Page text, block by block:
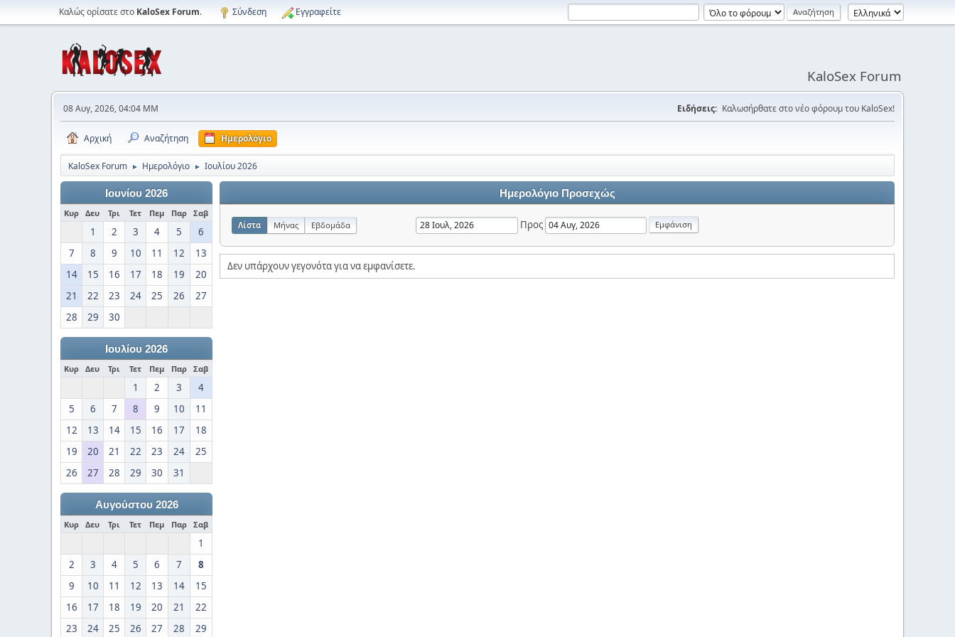
Καλώς ορίσατε στο KaloSex Forum. Σύνδεση Εγγραφείτε
KaloSex Forum
08 Αυγ, 2026, 04:04 ΜΜ Ειδήσεις: Καλωσήρθατε στο νέο φόρουμ του KaloSex!
Αρχική Αναζήτηση Ημερολόγιο
KaloSex Forum ► Ημερολόγιο ► Ιουλίου 2026
Ιουνίου 2026
Κυρ Δευ Τρι Τετ Πεμ Παρ Σαβ
1 2 3 4 5
6
7
8 9 10 11 12
13
14
15 16 17 18 19
20
21
22 23 24 25 26
27
28
29 30
Ιουλίου 2026
Κυρ Δευ Τρι Τετ Πεμ Παρ Σαβ
1 2 3
4
5
6 7 8 9 10
11
12
13 14 15 16 17
18
19
20 21 22 23 24
25
26
27 28 29 30 31
Αυγούστου 2026
Κυρ Δευ Τρι Τετ Πεμ Παρ Σαβ
1
2
3 4 5 6 7
8
9
10 11 12 13 14
15
16
17 18 19 20 21
22
23
24 25 26 27 28 29
Ημερολόγιο Προσεχώς
Λίστα Μήνας Εβδομάδα Προς
Δεν υπάρχουν γεγονότα για να εμφανίσετε.